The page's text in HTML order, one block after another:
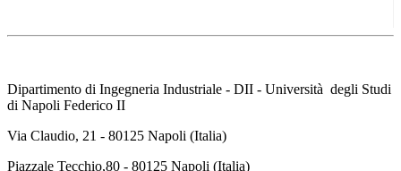
Dipartimento di Ingegneria Industriale - DII - Università degli Studi
di Napoli Federico II
Via Claudio, 21 - 80125 Napoli (Italia)
Piazzale Tecchio,80 - 80125 Napoli (Italia)